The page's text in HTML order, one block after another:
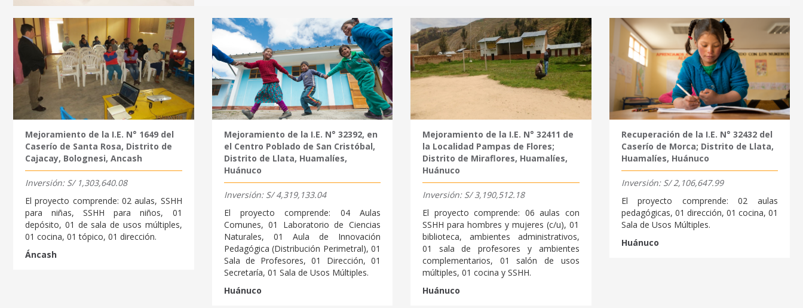
Mejoramiento de la I.E. N° 1649 del
Caserío de Santa Rosa, Distrito de
Cajacay, Bolognesi, Ancash
Inversión: S/ 1,303,640.08
El proyecto comprende: 02 aulas, SSHH
para niñas, SSHH para niños, 01
depósito, 01 de sala de usos múltiples,
01 cocina, 01 tópico, 01 dirección.
Áncash
Mejoramiento de la I.E. N° 32392, en
el Centro Poblado de San Cristóbal,
Distrito de Llata, Huamalíes,
Huánuco
Inversión: S/ 4,319,133.04
El proyecto comprende: 04 Aulas
Comunes, 01 Laboratorio de Ciencias
Naturales, 01 Aula de Innovación
Pedagógica (Distribución Perimetral), 01
Sala de Profesores, 01 Dirección, 01
Secretaría, 01 Sala de Usos Múltiples.
Huánuco
Mejoramiento de la I.E. N° 32411 de
la Localidad Pampas de Flores;
Distrito de Miraflores, Huamalíes,
Huánuco
Inversión: S/ 3,190,512.18
El proyecto comprende: 06 aulas con
SSHH para hombres y mujeres (c/u), 01
biblioteca, ambientes administrativos,
01 sala de profesores y ambientes
complementarios, 01 salón de usos
múltiples, 01 cocina y SSHH.
Huánuco
Recuperación de la I.E. N° 32432 del
Caserío de Morca; Distrito de Llata,
Huamalíes, Huánuco
Inversión: S/ 2,106,647.99
El proyecto comprende: 02 aulas
pedagógicas, 01 dirección, 01 cocina, 01
Sala de Usos Múltiples.
Huánuco